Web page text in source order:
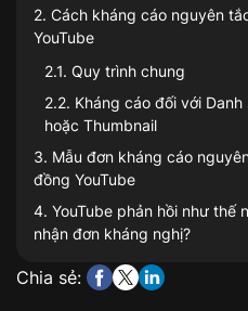
2. Cách kháng cáo nguyên
YouTube
2.1. Quy trình chung
2.2. Kháng cáo đối với
hoặc Thumbnail
3. Mẫu đơn kháng cáo
đồng YouTube
4. YouTube phản hồi như thế
nhận đơn kháng nghị?
Chia sẻ: